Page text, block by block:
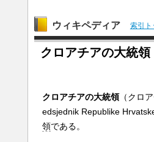
ウィキペディア 索引ト
クロアチアの大統領
クロアチアの大統領（クロ
edsjednik Republike
領である。